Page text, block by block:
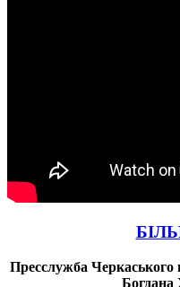
Пресслужба Черкаського
Богдана